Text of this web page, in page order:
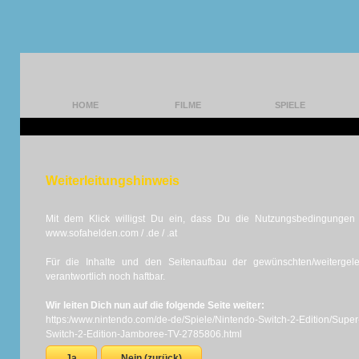
HOME FILME SPIELE
Weiterleitungshinweis
Mit dem Klick willigst Du ein, dass Du die
www.sofahelden.com / .de / .at
Für die Inhalte und den Seitenaufbau der gewünschten/
verantwortlich noch haftbar.
Wir leiten Dich nun auf die folgende Seite weiter:
https:/www.nintendo.com/de-de/Spiele/Nintendo-Switch-2-Edition/
Switch-2-Edition-Jamboree-TV-2785806.html